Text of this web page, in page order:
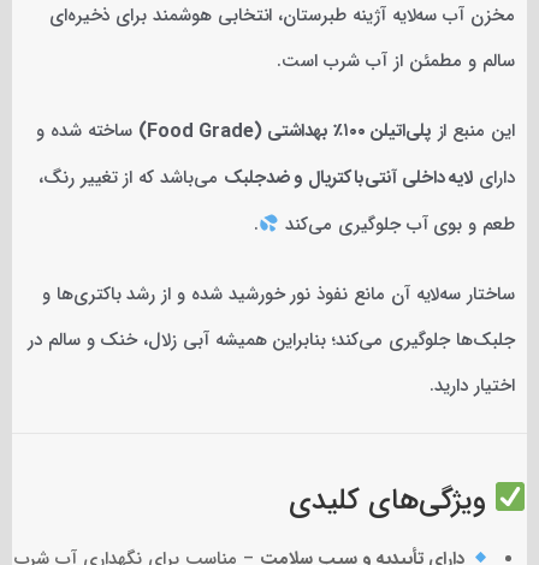
مخزن آب سه‌لایه آژینه طبرستان، انتخابی هوشمند برای ذخیره‌ای
سالم و مطمئن از آب شرب است.
این منبع از پلی‌اتیلن ۱۰۰٪ بهداشتی (Food Grade)
ساخته شده و
دارای لایه داخلی آنتی‌باکتریال و ضدجلبک می‌باشد که از تغییر رنگ،
طعم و بوی آب جلوگیری می‌کند
.
ساختار سه‌لایه آن مانع نفوذ نور خورشید شده و از رشد باکتری‌ها و
جلبک‌ها جلوگیری می‌کند؛ بنابراین همیشه آبی زلال، خنک و سالم در
اختیار دارید.
ویژگی‌های کلیدی
– مناسب برای نگهداری آب شرب